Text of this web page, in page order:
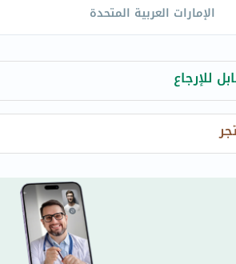
الإمارات العربية المتحدة
للإرجاع